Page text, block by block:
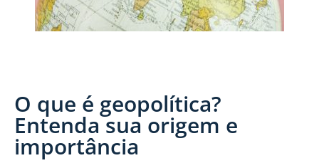
O que é geopolítica?
Entenda sua origem e
importância